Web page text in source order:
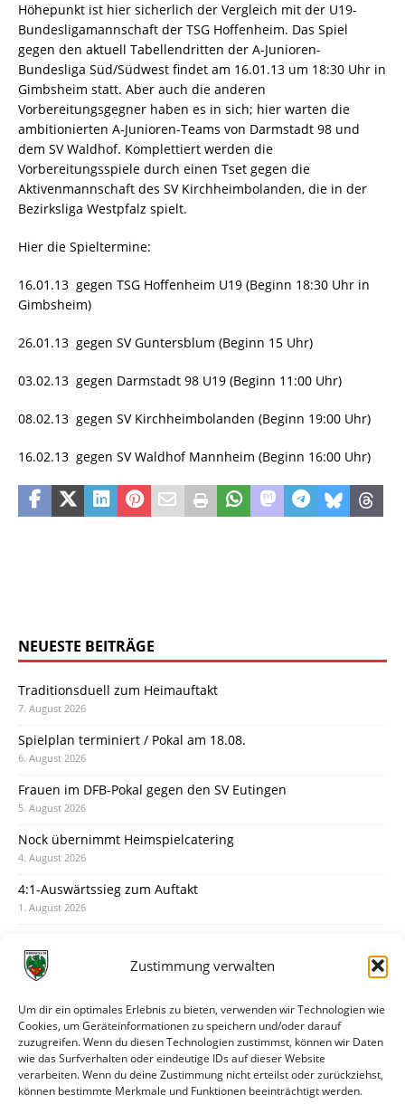
Zustimmung verwalten
Um dir ein optimales Erlebnis zu bieten, verwenden wir Technologien wie
Cookies, um Geräteinformationen zu speichern und/oder darauf
zuzugreifen. Wenn du diesen Technologien zustimmst, können wir Daten
wie das Surfverhalten oder eindeutige IDs auf dieser Website
verarbeiten. Wenn du deine Zustimmung nicht erteilst oder zurückziehst,
können bestimmte Merkmale und Funktionen beeinträchtigt werden.
Höhepunkt ist hier sicherlich der Vergleich mit der U19-
Bundesligamannschaft der TSG Hoffenheim. Das Spiel
gegen den aktuell Tabellendritten der A-Junioren-
Bundesliga Süd/Südwest findet am 16.01.13 um 18:30 Uhr in
Gimbsheim statt. Aber auch die anderen
Vorbereitungsgegner haben es in sich; hier warten die
ambitionierten A-Junioren-Teams von Darmstadt 98 und
dem SV Waldhof. Komplettiert werden die
Vorbereitungsspiele durch einen Tset gegen die
Aktivenmannschaft des SV Kirchheimbolanden, die in der
Bezirksliga Westpfalz spielt.
Hier die Spieltermine:
16.01.13 gegen TSG Hoffenheim U19 (Beginn 18:30 Uhr in
Gimbsheim)
26.01.13 gegen SV Guntersblum (Beginn 15 Uhr)
03.02.13 gegen Darmstadt 98 U19 (Beginn 11:00 Uhr)
08.02.13 gegen SV Kirchheimbolanden (Beginn 19:00 Uhr)
16.02.13 gegen SV Waldhof Mannheim (Beginn 16:00 Uhr)
NEUESTE BEITRÄGE
Traditionsduell zum Heimauftakt
7. August 2026
Spielplan terminiert / Pokal am 18.08.
6. August 2026
Frauen im DFB-Pokal gegen den SV Eutingen
5. August 2026
Nock übernimmt Heimspielcatering
4. August 2026
4:1-Auswärtssieg zum Auftakt
1. August 2026
31. Juli 2026
30. Juli 2026
Deine Spielminute: 89+1
28. Juli 2026
Neuer Rückensponsor